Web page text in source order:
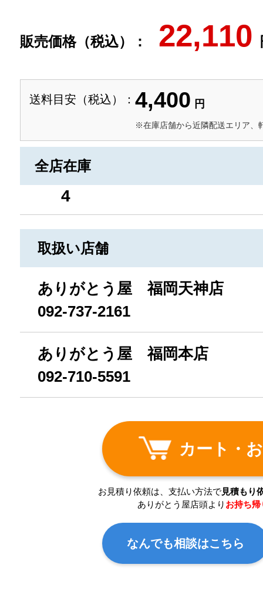
販売価格（税込）： 22,110
送料目安（税込）： 4,400 円
※在庫店舗から近隣配送エリア、
全店在庫
4
取扱い店舗
ありがとう屋 福岡天神店
092-737-2161
ありがとう屋 福岡本店
092-710-5591
カート・
お見積り依頼は、支払い方法で見積もり
ありがとう屋店頭より お持ち帰
なんでも相談はこちら